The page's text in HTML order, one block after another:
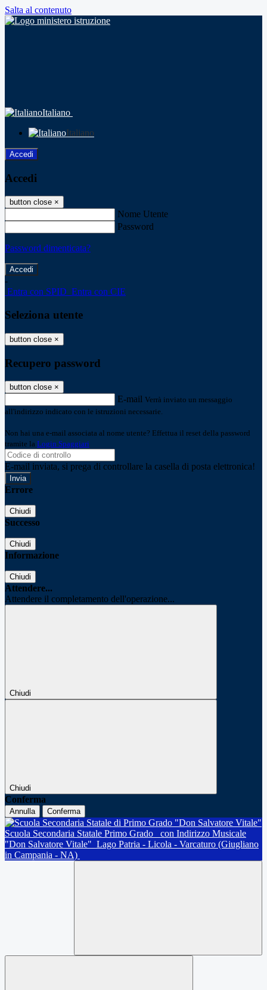
Salta al contenuto
Italiano
Italiano
Accedi
Accedi
button close ×
Nome Utente
Password
Password dimenticata?
-
Entra con SPID Entra con CIE
Seleziona utente
button close ×
Recupero password
button close ×
E-mail Verrà inviato un messaggio
all'indirizzo indicato con le istruzioni necessarie.
Non hai una e-mail associata al nome utente? Effettua il reset della password
tramite la Login Spaggiari
E-mail inviata, si prega di controllare la casella di posta elettronica!
Errore
Chiudi
Successo
Chiudi
Informazione
Chiudi
Attendere...
Attendere il completamento dell'operazione...
Chiudi
Chiudi
Conferma
Annulla Conferma
Scuola Secondaria Statale Primo Grado
con Indirizzo Musicale
"Don Salvatore Vitale" Lago Patria - Licola - Varcaturo (Giugliano
in Campania - NA)